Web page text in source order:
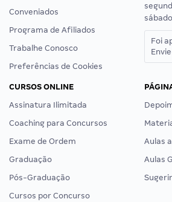
Conveniados
Programa de Afiliados
Trabalhe Conosco
Preferências de Cookies
Foi
CURSOS ONLINE
Assinatura Ilimitada
Coaching para Concursos
Exame de Ordem
Graduação
Pós-Graduação
Cursos por Concurso
Aulas
Aulas